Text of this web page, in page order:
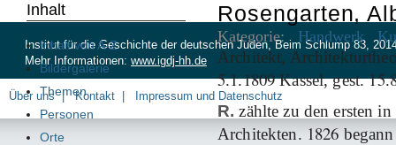
Rosengarten,
Kategorie: Handwerk
Architekt,
5.1.1809Kassel, gest.15.
R. zählte zu den ersten
Architekten. 1826
Inhalt
Inhalt von A-Z
Bildergalerie
Themen
Personen
Orte
Institut für die Geschichte der deutschen Juden, Beim Schlump 83,
Mehr Informationen: www.igdj-hh.de
Über uns Kontakt Impressum und Datenschutz